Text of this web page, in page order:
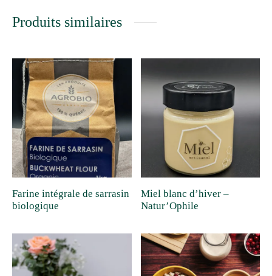
Produits similaires
Farine intégrale de sarrasin
biologique
Miel blanc d’hiver –
Natur’Ophile